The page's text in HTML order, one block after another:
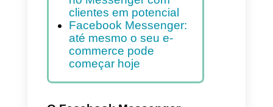
Messenger ao catálogo
de produtos do seu e-
commerce
Adicionando o Live Chat
do Messenger ao seu
site